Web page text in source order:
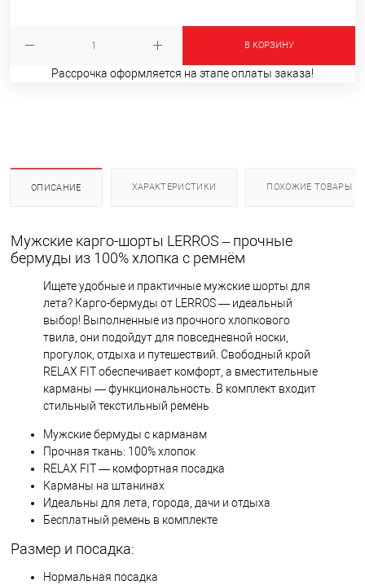
В КОРЗИНУ
Рассрочка оформляется на этапе оплаты заказа!
ОПИСАНИЕ ХАРАКТЕРИСТИКИ ПОХОЖИЕ ТОВАРЫ
Мужские карго-шорты LERROS – прочные
бермуды из 100% хлопка с ремнём
Ищете удобные и практичные мужские шорты для
лета? Карго-бермуды от LERROS — идеальный
выбор! Выполненные из прочного хлопкового
твила, они подойдут для повседневной носки,
прогулок, отдыха и путешествий. Свободный крой
RELAX FIT обеспечивает комфорт, а вместительные
карманы — функциональность. В комплект входит
стильный текстильный ремень
Мужские бермуды с карманам
Прочная ткань: 100% хлопок
RELAX FIT — комфортная посадка
Карманы на штанинах
Идеальны для лета, города, дачи и отдыха
Бесплатный ремень в комплекте
Размер и посадка:
Нормальная посадка